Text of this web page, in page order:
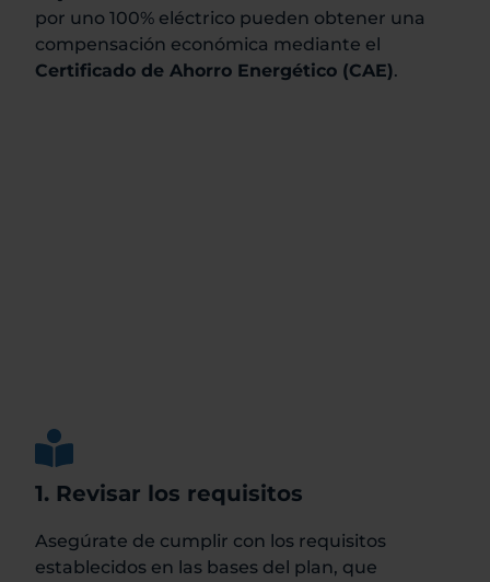
por uno 100% eléctrico pueden obtener una
compensación económica mediante el
Certificado de Ahorro Energético (CAE).
1. Revisar los requisitos
Asegúrate de cumplir con los requisitos
establecidos en las bases del plan, que